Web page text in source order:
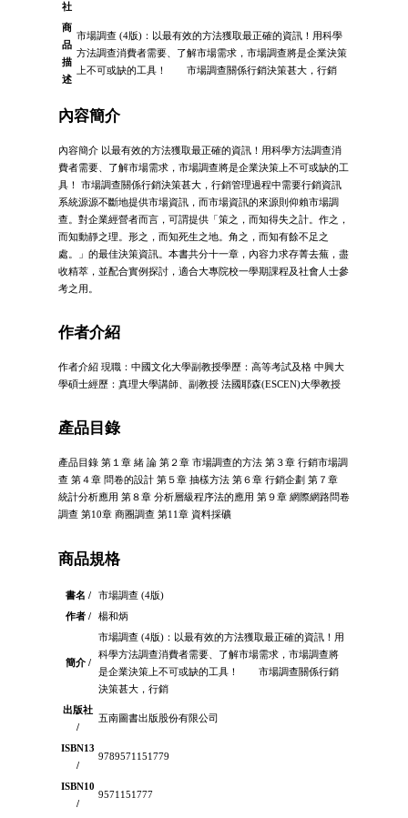
社
商
品
描
述
市場調查 (4版)：以最有效的方法獲取最正確的資訊！用科學
方法調查消費者需要、了解市場需求，市場調查將是企業決策
上不可或缺的工具！ 市場調查關係行銷決策甚大，行銷
內容簡介
內容簡介 以最有效的方法獲取最正確的資訊！用科學方法調查消
費者需要、了解市場需求，市場調查將是企業決策上不可或缺的工
具！ 市場調查關係行銷決策甚大，行銷管理過程中需要行銷資訊
系統源源不斷地提供市場資訊，而市場資訊的來源則仰賴市場調
查。對企業經營者而言，可謂提供「策之，而知得失之計。作之，
而知動靜之理。形之，而知死生之地。角之，而知有餘不足之
處。」的最佳決策資訊。本書共分十一章，內容力求存菁去蕪，盡
收精萃，並配合實例探討，適合大專院校一學期課程及社會人士參
考之用。
作者介紹
作者介紹 現職：中國文化大學副教授學歷：高等考試及格 中興大
學碩士經歷：真理大學講師、副教授 法國耶森(ESCEN)大學教授
產品目錄
產品目錄 第１章 緒 論 第２章 市場調查的方法 第３章 行銷市場調
查 第４章 問卷的設計 第５章 抽樣方法 第６章 行銷企劃 第７章
統計分析應用 第８章 分析層級程序法的應用 第９章 網際網路問卷
調查 第10章 商圈調查 第11章 資料採礦
商品規格
書名 /
市場調查 (4版)
作者 /
楊和炳
簡介 /
市場調查 (4版)：以最有效的方法獲取最正確的資訊！用
科學方法調查消費者需要、了解市場需求，市場調查將
是企業決策上不可或缺的工具！ 市場調查關係行銷
決策甚大，行銷
出版社
/
五南圖書出版股份有限公司
ISBN13
/
9789571151779
ISBN10
/
9571151777